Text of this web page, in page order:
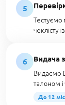
5
Тестуємо
чеклісту
6
Видача
Видаємо
талоном
До 12